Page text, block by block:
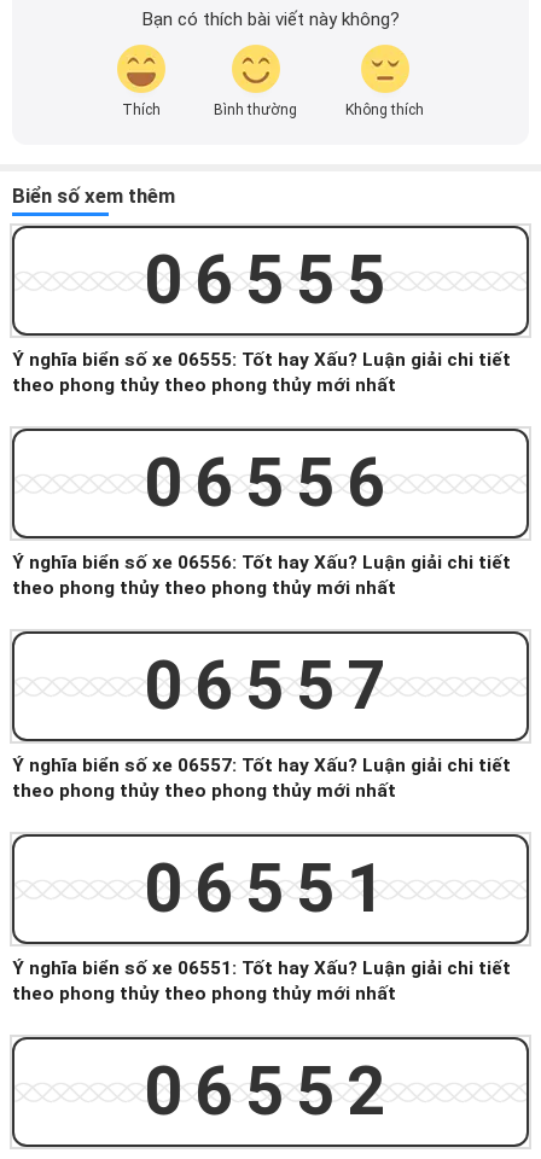
Bạn có thích bài viết này không?
Thích Bình thường Không thích
Biển số xem thêm
06555
Ý nghĩa biển số xe 06555: Tốt hay Xấu? Luận giải chi tiết
theo phong thủy theo phong thủy mới nhất
06556
Ý nghĩa biển số xe 06556: Tốt hay Xấu? Luận giải chi tiết
theo phong thủy theo phong thủy mới nhất
06557
Ý nghĩa biển số xe 06557: Tốt hay Xấu? Luận giải chi tiết
theo phong thủy theo phong thủy mới nhất
06551
Ý nghĩa biển số xe 06551: Tốt hay Xấu? Luận giải chi tiết
theo phong thủy theo phong thủy mới nhất
06552